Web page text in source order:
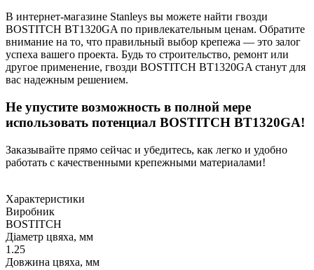
В интернет-магазине Stanleys вы можете найти гвозди
BOSTITCH BT1320GA по привлекательным ценам. Обратите
внимание на то, что правильный выбор крепежа — это залог
успеха вашего проекта. Будь то строительство, ремонт или
другое применение, гвозди BOSTITCH BT1320GA станут для
вас надежным решением.
Не упустите возможность в полной мере
использовать потенциал BOSTITCH BT1320GA!
Заказывайте прямо сейчас и убедитесь, как легко и удобно
работать с качественными крепежными материалами!
Характеристики
Виробник
BOSTITCH
Діаметр цвяха, мм
1.25
Довжина цвяха, мм